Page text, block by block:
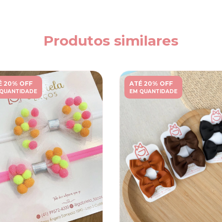
Produtos similares
20% OFF ATÉ 20% OFF
EM QUANTIDADE